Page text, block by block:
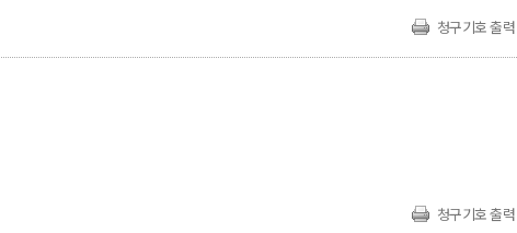
청구기호 출력
청구기호 출력